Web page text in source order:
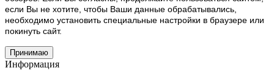
если Вы не хотите, чтобы Ваши данные обрабатывались,
необходимо установить специальные настройки в браузере или
покинуть сайт.
Принимаю
Информация